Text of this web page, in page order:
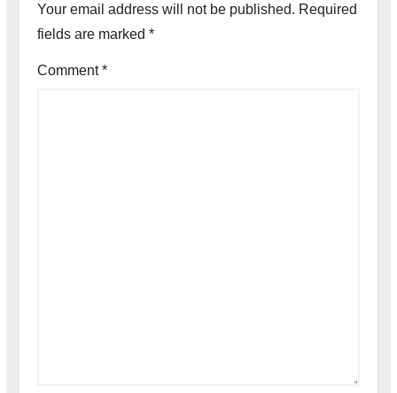
Your email address will not be published. Required
fields are marked *
Comment*